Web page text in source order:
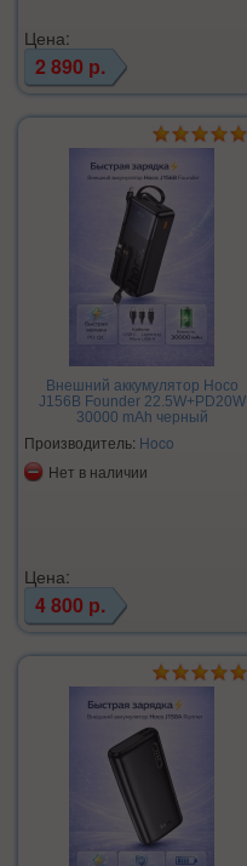
Цена:
2 890 р.
Внешний аккумулятор Hoco
J156B Founder 22.5W+PD20W
30000 mAh черный
Производитель: Hoco
Нет в наличии
Цена:
4 800 р.